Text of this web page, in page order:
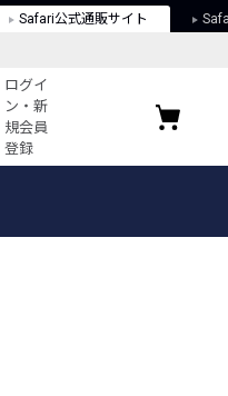
Safari公式通販サイト
ログイ
ン・新
規会員
登録
お気に入りブ